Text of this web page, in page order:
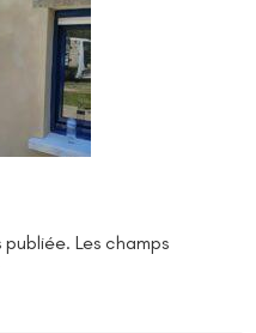
publiée. Les champs